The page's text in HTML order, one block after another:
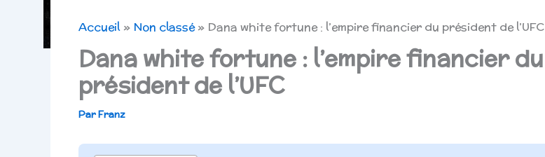
Accueil Non classé Dana white fortune : l’empire financier du président de l’UFC
Dana white fortune : l’empire financier du
président de l’UFC
ParFranz